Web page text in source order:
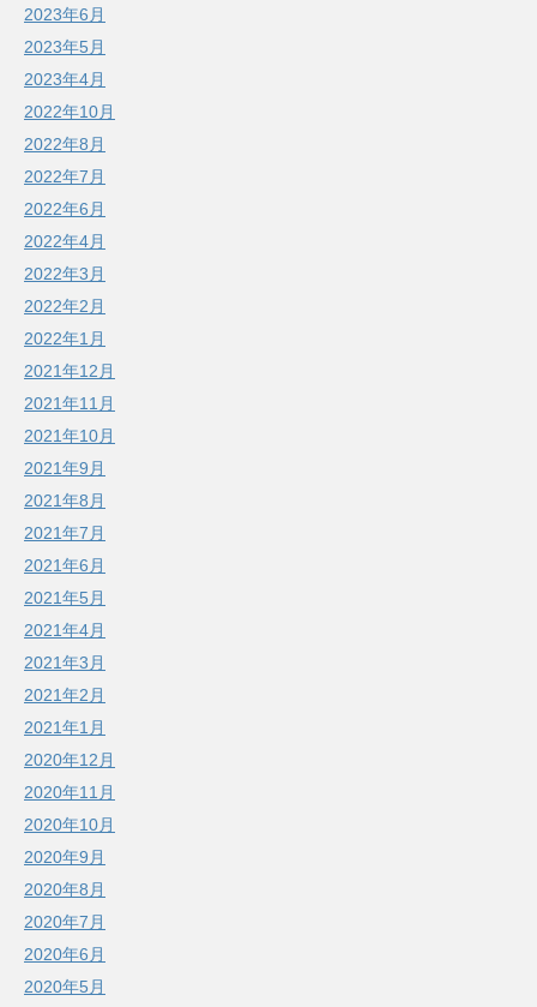
2023年6月
2023年5月
2023年4月
2022年10月
2022年8月
2022年7月
2022年6月
2022年4月
2022年3月
2022年2月
2022年1月
2021年12月
2021年11月
2021年10月
2021年9月
2021年8月
2021年7月
2021年6月
2021年5月
2021年4月
2021年3月
2021年2月
2021年1月
2020年12月
2020年11月
2020年10月
2020年9月
2020年8月
2020年7月
2020年6月
2020年5月